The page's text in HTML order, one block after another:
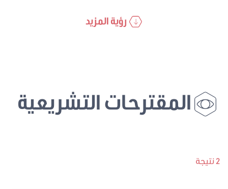
رؤية المزيد
المقترحات التشريعية
2 نتيجة